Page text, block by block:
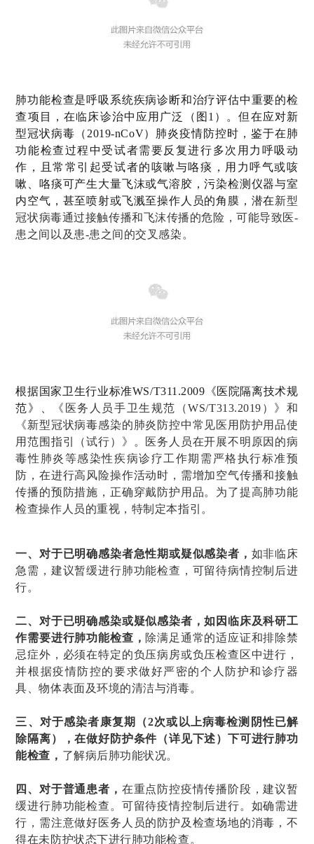
肺功能检查是呼吸系统疾病诊断和治疗评估中重要的检
查项目，在临床诊治中应用广泛（图1）。但在应对新
型冠状病毒（2019-nCoV）肺炎疫情防控时，鉴于在肺
功能检查过程中受试者需要反复进行多次用力呼吸动
作，且常常引起受试者的咳嗽与咯痰，用力呼气或咳
嗽、咯痰可产生大量飞沫或气溶胶，污染检测仪器与室
内空气，甚至喷射或飞溅至操作人员的角膜，潜在新型
冠状病毒通过接触传播和飞沫传播的危险，可能导致医-
患之间以及患-患之间的交叉感染。
根据国家卫生行业标准WS/T311.2009《医院隔离技术规
范》、
《医务人员手卫生规范（WS/T313.2019）》和
《新型冠状病毒感染的肺炎防控中常见医用防护用品使
用范围指引（试行）》。医务人员在开展不明原因的病
毒性肺炎等感染性疾病诊疗工作期需严格执行标准预
防，在进行高风险操作活动时，需增加空气传播和接触
传播的预防措施，正确穿戴防护用品。为了提高肺功能
检查操作人员的重视，特制定本指引。
一、 对于已明确感染者急性期或疑似感染者， 如非临床
急需，建议暂缓进行肺功能检查，可留待病情控制后进
行。
二、对于已明确感染或疑似感染者，如因临床及科研工
作需要进行肺功能检查， 除满足通常的适应证和排除禁
忌症外，必须在特定的负压病房或负压检查区中进行，
并根据疫情防控的要求做好严密的个人防护和诊疗器
具、物体表面及环境的清洁与消毒。
三、对于感染者康复期（2次或以上病毒检测阴性已解
除隔离），在做好防护条件（详见下述）下可进行肺功
能检查， 了解病后肺功能状况。
四、对于普通患者， 在重点防控疫情传播阶段，建议暂
缓进行肺功能检查。可留待疫情控制后进行。如确需进
行，需注意做好医务人员的防护及检查场地的消毒，不
得在未防护状态下进行肺功能检查。